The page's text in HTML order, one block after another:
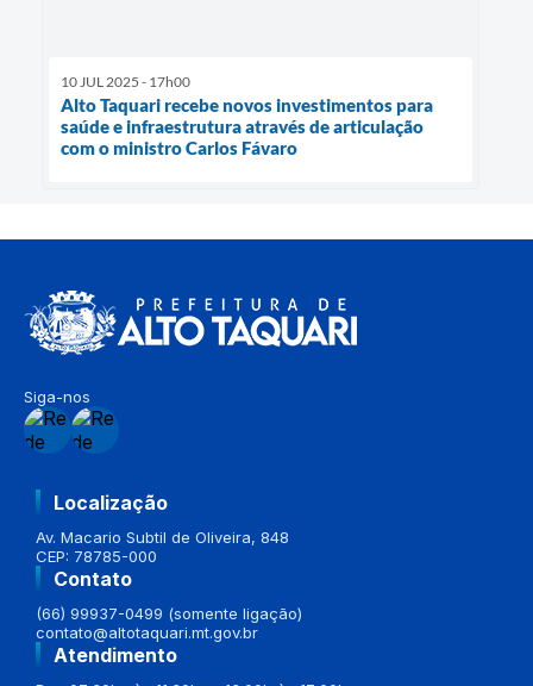
10 JUL 2025 - 17h00
Alto Taquari recebe novos investimentos para
saúde e infraestrutura através de articulação
com o ministro Carlos Fávaro
Siga-nos
Localização
Av. Macario Subtil de Oliveira, 848
CEP: 78785-000
Contato
(66) 99937-0499 (somente ligação)
contato@altotaquari.mt.gov.br
Atendimento